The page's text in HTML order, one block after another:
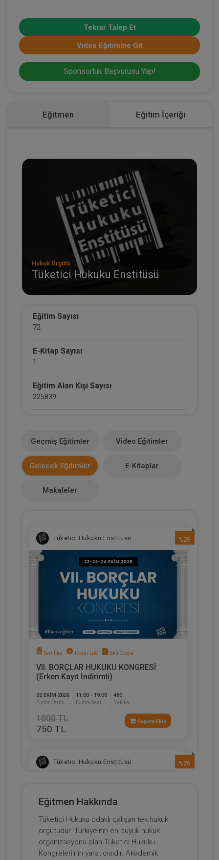
Tekrar Talep Et
Video Eğitimine Git
Sponsorluk Başvurusu Yap!
Eğitmen Eğitim İçeriği
Hukuk Örgütü
Tüketici Hukuku Enstitüsü
Eğitim Sayısı
72
E-Kitap Sayısı
1
Eğitim Alan Kişi Sayısı
225839
Makale Sayısı
0
Geçmiş Eğitimler Video Eğitimler
Gelecek Eğitimler E-Kitaplar
Makaleler
%25
Tüketici Hukuku Enstitüsü
Sertifika Tekrar İzle Ekli Dosya
VII. BORÇLAR HUKUKU KONGRESİ
(Erken Kayıt İndirimli)
22 EKIM 2026
Eğitim Tarihi
11:00 - 19:00
Eğitim Saati
480
Dakika
1000 TL
750 TL
Sepete Ekle
%25
Tüketici Hukuku Enstitüsü
Eğitmen Hakkında
Tüketici Hukuku odaklı çalışan tek hukuk
örgütüdür. Türkiye'nin en büyük hukuk
organizasyonu olan Tüketici Hukuku
Kongreleri'nin yaratıcısıdır. Akademik